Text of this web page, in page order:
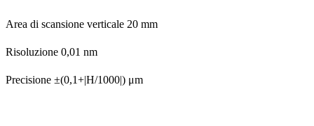
Area di scansione verticale 20 mm
Risoluzione 0,01 nm
Precisione ±(0,1+|H/1000|) μm